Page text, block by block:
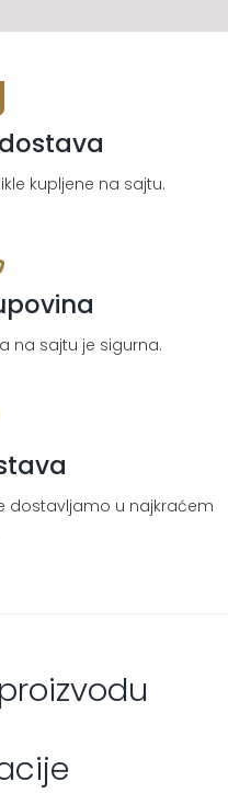
kupljene na sajtu.
na sajtu je sigurna.
dostavljamo u najkraćem